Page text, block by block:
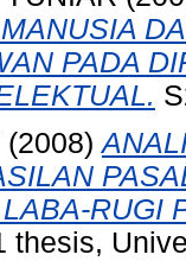
PADA
(2008)
RUGI
thesis,